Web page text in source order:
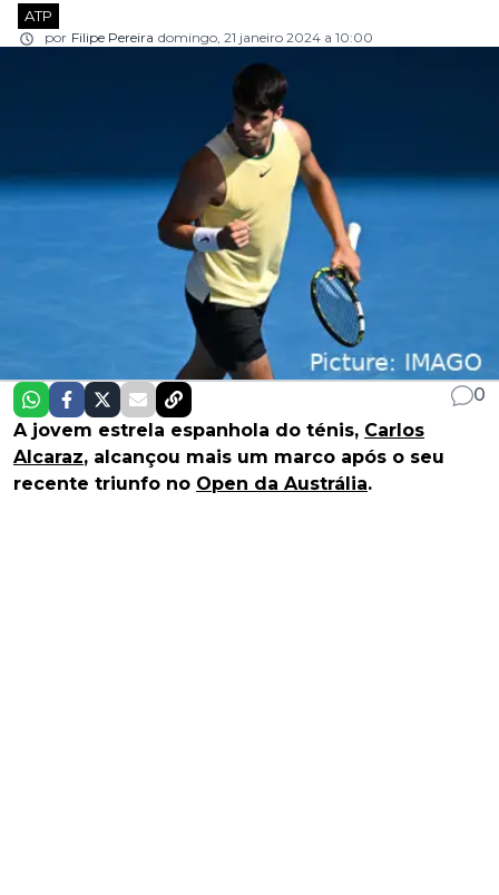
ATP
por Filipe Pereira domingo, 21 janeiro 2024 a 10:00
0
A jovem estrela espanhola do ténis, Carlos
Alcaraz, alcançou mais um marco após o seu
recente triunfo no Open da Austrália.